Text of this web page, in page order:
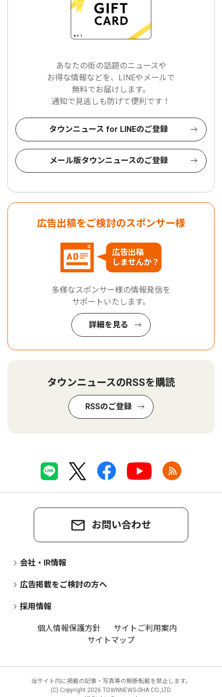
あなたの街の話題のニュースや
お得な情報などを、LINEやメールで
無料でお届けします。
通知で見逃しも防げて便利です！
タウンニュース for LINEのご登録
メール版タウンニュースのご登録
広告出稿をご検討のスポンサー様
広告出稿
しませんか？
多様なスポンサー様の情報発信を
サポートいたします。
詳細を見る
タウンニュースのRSSを購読
RSSのご登録
お問い合わせ
会社・IR情報
広告掲載をご検討の方へ
採用情報
個人情報保護方針
サイトご利用案内
サイトマップ
当サイト内に掲載の記事・写真等の無断転載を禁止します。
(C) Copyright 2026 TOWNNEWS-SHA CO.,LTD.